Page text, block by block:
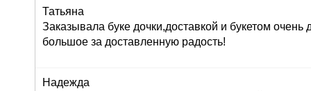
Татьяна
Заказывала буке дочки,доставкой и букетом
большое за доставленную радость!
Надежда